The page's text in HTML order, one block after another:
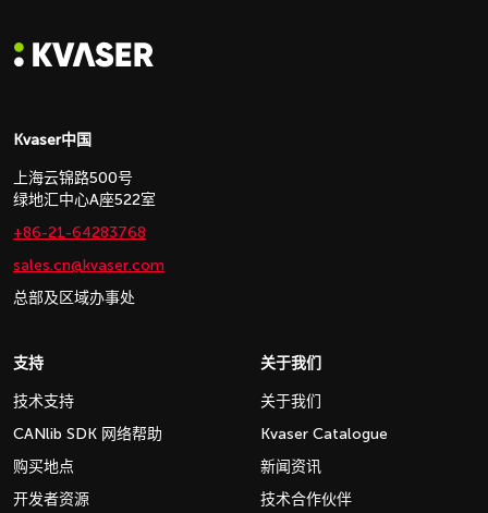
Kvaser中国
上海云锦路500号
绿地汇中心A座522室
+86-21-64283768
sales.cn@kvaser.com
总部及区域办事处
支持
技术支持
CANlib SDK 网络帮助
购买地点
开发者资源
关于我们
关于我们
Kvaser Catalogue
新闻资讯
技术合作伙伴